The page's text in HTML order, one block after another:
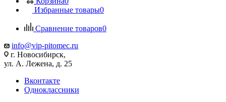
Избранные товары0
Сравнение товаров0
info@vip-pitomec.ru
г. Новосибирск,
ул. А. Лежена, д. 25
Вконтакте
Одноклассники